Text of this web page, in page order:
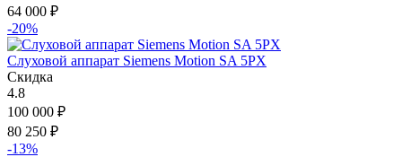
64 000 ₽
-20%
Слуховой аппарат Siemens Motion SA 5PX
Скидка
4.8
100 000 ₽
80 250 ₽
-13%